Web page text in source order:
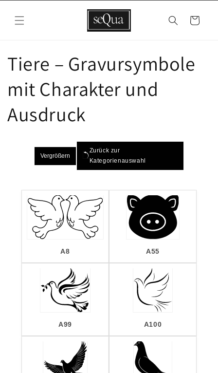
Direkt
Inhalt
Warenkorb
Tiere – Gravursymbole
mit Charakter und
Ausdruck
Vergrößern
Zurück zur
Kategorienauswahl
A8 A55
A99 A100